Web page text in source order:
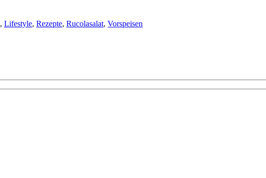
, Lifestyle, Rezepte, Rucolasalat, Vorspeisen